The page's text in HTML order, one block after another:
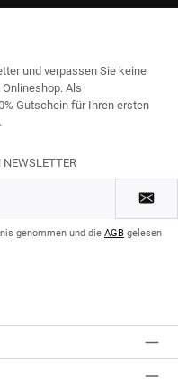
und verpassen Sie keine
Als
Gutschein für Ihren ersten
NEWSLETTER
genommen und die AGB gelesen